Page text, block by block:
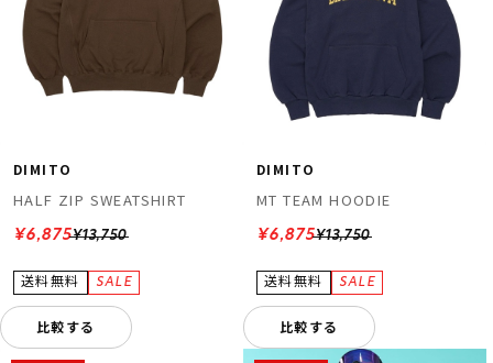
DIMITO
HALF ZIP SWEATSHIRT
¥13,750
¥6,875
比較する
DIMITO
MT TEAM HOODIE
¥13,750
¥6,875
比較する